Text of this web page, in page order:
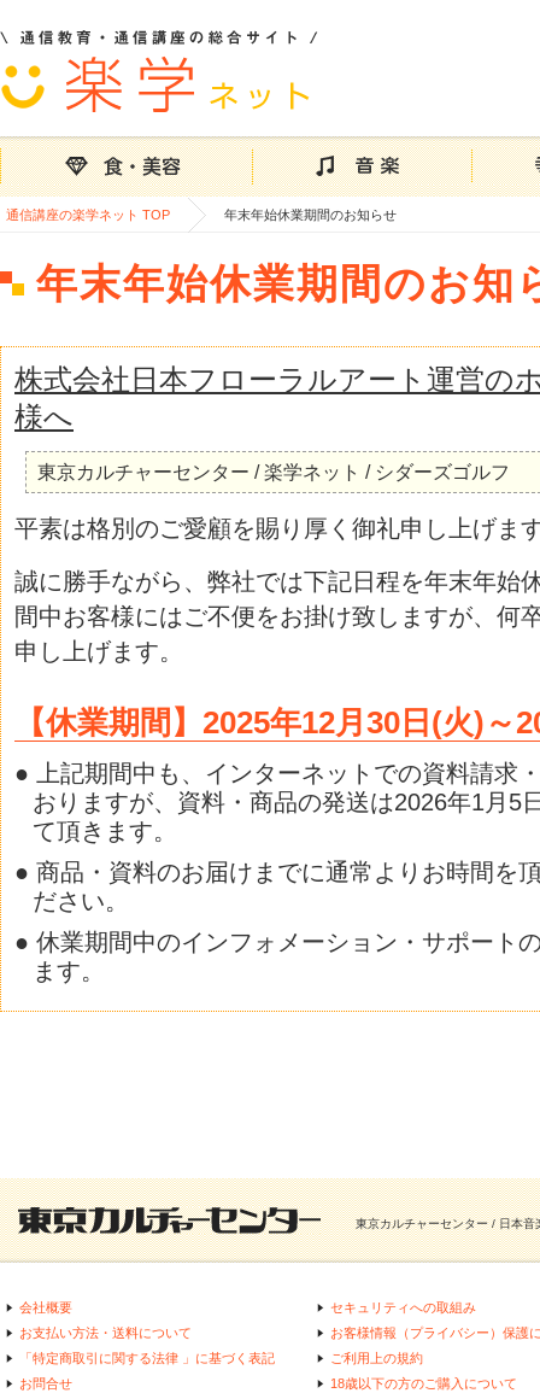
通信講座の楽学ネット TOP 年末年始休業期間のお知らせ
年末年始休業期間のお知
株式会社日本フローラルアート運営の
様へ
東京カルチャーセンター / 楽学ネット / シダーズゴルフ
平素は格別のご愛顧を賜り厚く御礼申し上げま
誠に勝手ながら、弊社では下記日程を年末年始
間中お客様にはご不便をお掛け致しますが、何
申し上げます。
【休業期間】2025年12月30日(火)～
● 上記期間中も、インターネットでの資料請求
おりますが、資料・商品の発送は2026年1月5
て頂きます。
● 商品・資料のお届けまでに通常よりお時間を
ださい。
● 休業期間中のインフォメーション・サポート
ます。
東京カルチャーセンター / 日本
会社概要
お支払い方法・送料について
「特定商取引に関する法律 」に基づく表記
お問合せ
セキュリティへの取組み
お客様情報（プライバシー）保護
ご利用上の規約
18歳以下の方のご購入について